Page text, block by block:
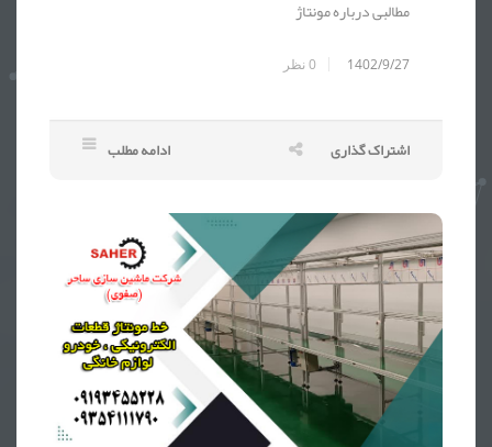
مطالبی درباره مونتاژ
1402/9/27
0نظر
ادامه مطلب اشتراک گذاری